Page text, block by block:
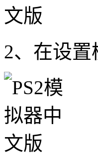
2、在设